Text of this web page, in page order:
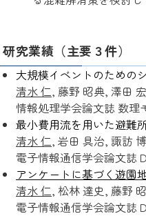
研究業績（主要３件）
大規模イベントのための
清水 仁, 藤野 昭典, 澤田
情報処理学会論文誌 数理
最小費用流を用いた避難
清水 仁, 岩田 具治, 諏訪
電子情報通信学会論文誌
アンケートに基づく遊園
清水 仁, 松林 達史, 藤野
電子情報通信学会論文誌 D